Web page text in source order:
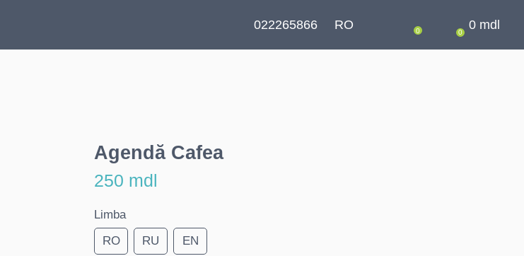
022265866 RO 0 0
0 mdl
Agendă Cafea
250 mdl
Limba
RO
RU EN